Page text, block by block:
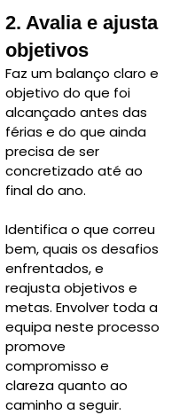
2. Avalia e ajusta
objetivos
Faz um balanço claro e
objetivo do que foi
alcançado antes das
férias e do que ainda
precisa de ser
concretizado até ao
final do ano.
Identifica o que correu
bem, quais os desafios
enfrentados, e
reajusta objetivos e
metas. Envolver toda a
equipa neste processo
promove
compromisso e
clareza quanto ao
caminho a seguir.